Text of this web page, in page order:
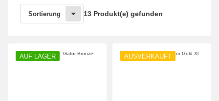
Sortierung 13 Produkt(e) gefunden
AUF LAGER AUSVERKAUFT